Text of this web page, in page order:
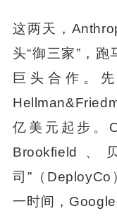
这两天，
头“御三家”，
巨头合作。
亿美元起步。
Brookfield
司”（
一时间，